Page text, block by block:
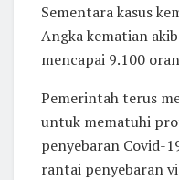
Sementara kasus
Angka kematian
mencapai 9.100
Pemerintah terus
untuk mematuhi
penyebaran Covid-
rantai penyebaran